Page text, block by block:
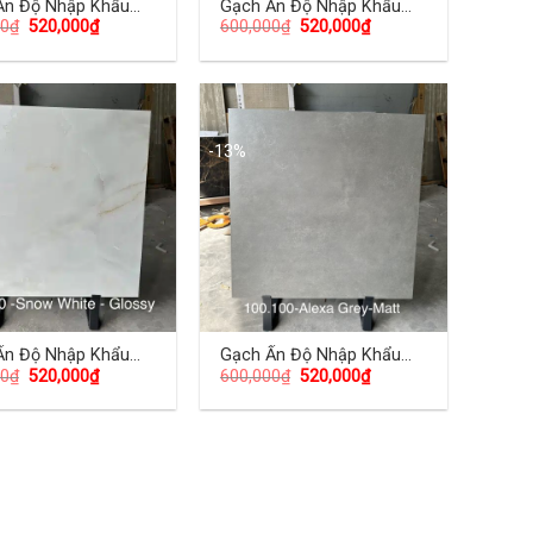
Độ Nhập Khẩu
(cm) TDBA-10
₫ 520,000₫
Gạch Ấn Độ Nhập Khẩu
100×100 (cm) TDBA-11
600,000₫ 520,000₫
Độ Nhập Khẩu
(cm) TDBA-14
₫ 520,000₫
-13%
Gạch Ấn Độ Nhập Khẩu
100×100 (cm) TDBA-15
600,000₫ 520,000₫